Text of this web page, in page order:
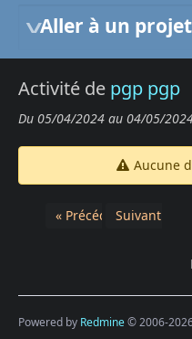
Aller à un
Activité de pgp pgp
Du 05/04/2024 au 04/05/
Aucune
« PrécédentSuivant »
Powered by Redmine© 2006-